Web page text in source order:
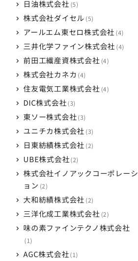
日油株式会社 5
株式会社ダイセル 5
アールエム東セロ株式会社 4
三井化学ファイン株式会社 4
前田工繊産資株式会社 4
株式会社カネカ 4
住友電気工業株式会社 4
DIC株式会社 3
東ソー株式会社 3
ユニチカ株式会社 3
日東紡績株式会社 2
UBE株式会社 2
株式会社イノアックコーポレーシ
ョン 2
大和紡績株式会社 2
三洋化成工業株式会社 2
味の素ファインテクノ株式会社
1
AGC株式会社 1